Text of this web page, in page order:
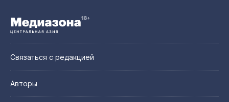
Связаться с редакцией
Авторы